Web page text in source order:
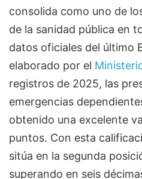
consolida como uno de
de la sanidad pública en
datos oficiales del último
elaborado por el
registros de 2025, las
emergencias
obtenido una excelente
puntos. Con esta
sitúa en la segunda
superando en seis